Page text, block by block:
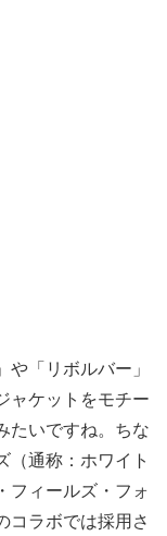
「リボルバー」
ャケットをモチー
たいですね。ちな
（通称：ホワイト
フィールズ・フォ
コラボでは採用さ